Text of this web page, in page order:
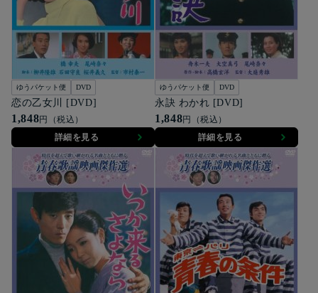
ゆうパケット便 DVD
恋の乙女川 [DVD]
1,848円（税込）
詳細を見る
ゆうパケット便 DVD
永訣 わかれ [DVD]
1,848円（税込）
詳細を見る